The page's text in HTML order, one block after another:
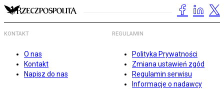
KONTAKT
O nas
Kontakt
Napisz do nas
REGULAMIN
Polityka Prywatności
Zmiana ustawień zgód
Regulamin serwisu
Informacje o nadawcy